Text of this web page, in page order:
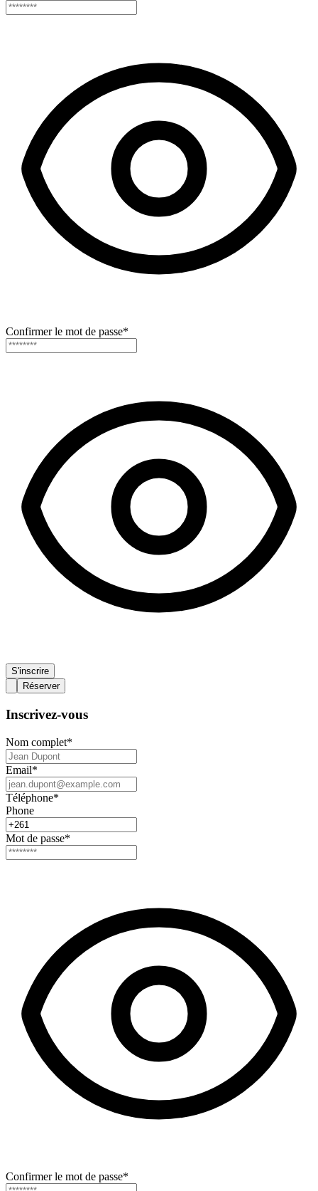
Confirmer le mot de passe*
S'inscrire
Réserver
Inscrivez-vous
Nom complet*
Email*
Téléphone*
Phone
Mot de passe*
Confirmer le mot de passe*